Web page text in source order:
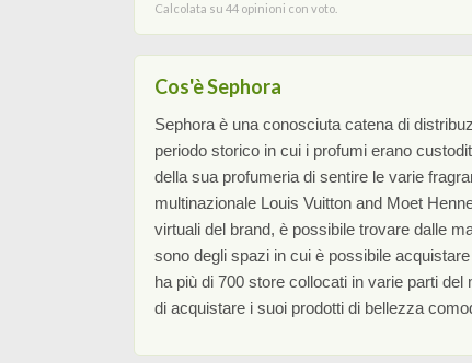
Calcolata su 44 opinioni con voto.
Cos'è Sephora
Sephora è una conosciuta catena di
periodo storico in cui i profumi erano
della sua profumeria di sentire le varie
multinazionale Louis Vuitton and Moet
virtuali del brand, è possibile trovare dalle
sono degli spazi in cui è possibile
ha più di 700 store collocati in varie parti
di acquistare i suoi prodotti di bellezza